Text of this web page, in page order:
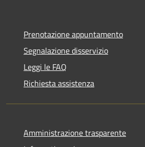
Prenotazione appuntamento
Segnalazione disservizio
Leggi le FAQ
Richiesta assistenza
Amministrazione trasparente